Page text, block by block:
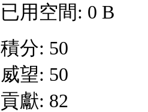
已用空間: 0 B
積分: 50
威望: 50
貢獻: 82